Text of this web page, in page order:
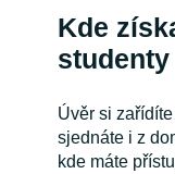
Kde
studenty
Úvěr si
sjednáte i z
kde máte